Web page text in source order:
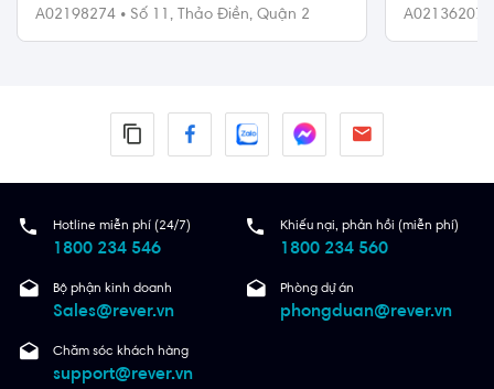
A02198274 • Số 11, Thảo Điền, Quận 2
ban công
A02136207
Hotline miễn phí (24/7)
1800 234 546
Khiếu nại, phản hồi (miễn phí)
1800 234 560
Bộ phận kinh doanh
Sales@rever.vn
Phòng dự án
phongduan@rever.vn
Chăm sóc khách hàng
support@rever.vn